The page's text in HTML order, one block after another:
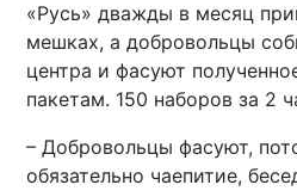
«Русь» дважды в месяц
мешках, а добровольцы
центра и фасуют
пакетам. 150 наборов за 2
– Добровольцы фасуют,
обязательно чаепитие,